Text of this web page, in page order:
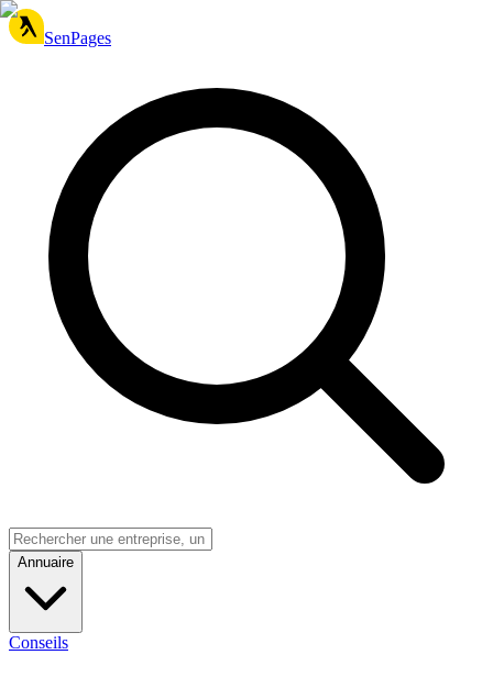
SenPages
Annuaire
Conseils